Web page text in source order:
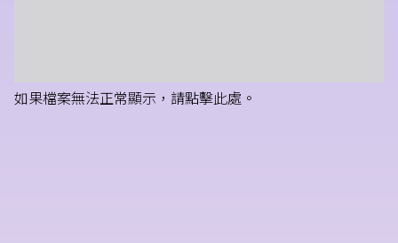
如果檔案無法正常顯示，請點擊此處。